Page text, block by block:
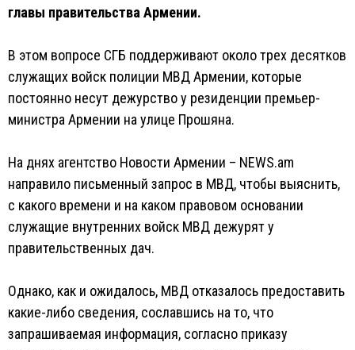
главы правительства Армении.
В этом вопросе СГБ поддерживают около трех десятков
служащих войск полиции МВД Армении, которые
постоянно несут дежурство у резиденции премьер-
министра Армении на улице Прошяна.
На днях агентство Новости Армении – NEWS.am
направило письменный запрос в МВД, чтобы выяснить,
с какого времени и на каком правовом основании
служащие внутренних войск МВД дежурят у
правительственных дач.
Однако, как и ожидалось, МВД отказалось предоставить
какие-либо сведения, сославшись на то, что
запрашиваемая информация, согласно приказу